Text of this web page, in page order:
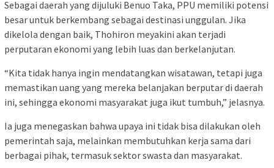
Sebagai daerah yang dijuluki Benuo Taka, PPU memiliki potensi
besar untuk berkembang sebagai destinasi unggulan. Jika
dikelola dengan baik, Thohiron meyakini akan terjadi
perputaran ekonomi yang lebih luas dan berkelanjutan.
“Kita tidak hanya ingin mendatangkan wisatawan, tetapi juga
memastikan uang yang mereka belanjakan berputar di daerah
ini, sehingga ekonomi masyarakat juga ikut tumbuh,” jelasnya.
Ia juga menegaskan bahwa upaya ini tidak bisa dilakukan oleh
pemerintah saja, melainkan membutuhkan kerja sama dari
berbagai pihak, termasuk sektor swasta dan masyarakat.